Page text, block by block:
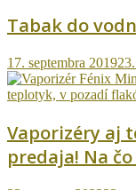
Tabak do
17. septembra 2019
Vaporizéry aj
predaja! Na